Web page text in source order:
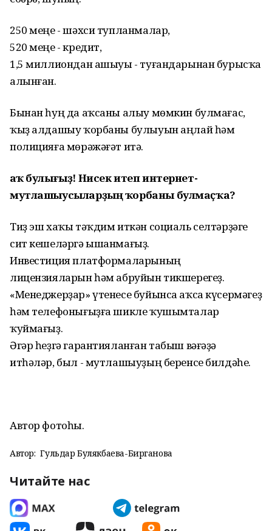
250 меңе - шәхси тупланмалар,
520 меңе - кредит,
1,5 миллиондан ашыуы - туғандарынан бурысҡа
алынған.
Бынан һуң да аҡсаны алыу мөмкин булмағас,
ҡыҙ алдашыу ҡорбаны булыуын аңлай һәм
полицияға мөрәжәғәт итә.
Һаҡ булығыҙ! Нисек итеп интернет-
мутлашыусыларҙың ҡорбаны булмаҫҡа?
Тиҙ эш хаҡы тәҡдим иткән социаль селтәрҙәге
сит кешеләргә ышанмағыҙ.
Инвестиция платформаларының
лицензияларын һәм абруйын тикшерегеҙ.
«Менеджерҙар» үтенесе буйынса аҡса күсермәгеҙ
һәм телефонығыҙға шикле ҡушымталар
ҡуймағыҙ.
Әгәр һеҙгә гарантияланған табыш вәғәҙә
итһәләр, был - мутлашыуҙың беренсе билдәһе.
Автор фотоһы.
Автор: Гульдар Булякбаева-Бирганова
Читайте нас